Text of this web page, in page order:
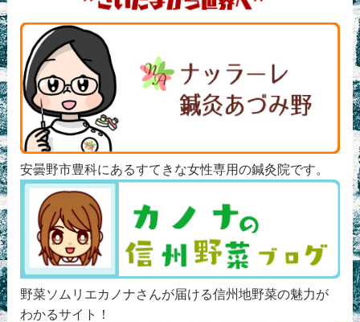
安曇野市豊科にあるすてきな女性専用の鍼灸院です。
野菜ソムリエカノナさんが届ける信州地野菜の魅力が
わかるサイト！